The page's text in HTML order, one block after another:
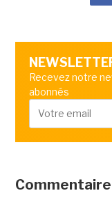
Recevez notre
abonnés
Commentaire